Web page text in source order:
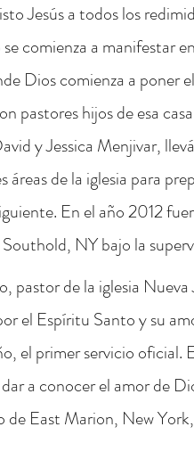
Jesús a todos los
comienza a manifestar
Dios comienza a poner
pastores hijos de esa
y Jessica Menjivar,
de la iglesia para
En el año 2012
NY bajo la
pastor de la iglesia
el Espíritu Santo y su
el primer servicio
a conocer el amor de
de East Marion, New